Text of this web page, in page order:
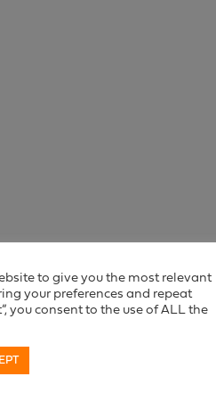
to give you the most relevant
your preferences and repeat
you consent to the use of ALL the